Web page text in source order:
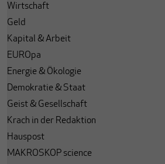
Wirtschaft
Geld
Kapital & Arbeit
EUROpa
Energie & Ökologie
Demokratie & Staat
Geist & Gesellschaft
Krach in der Redaktion
Hauspost
MAKROSKOP science